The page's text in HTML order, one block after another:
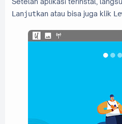
Lanjutkan atau bisa juga klik